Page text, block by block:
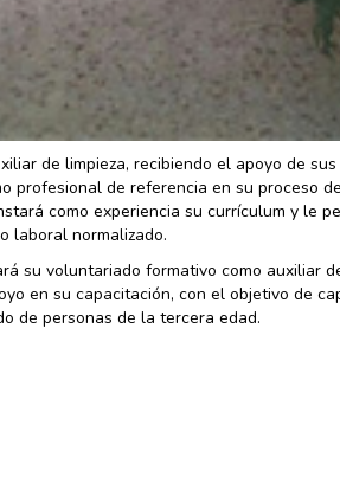
de limpieza, recibiendo el apoyo de
profesional de referencia en su proceso
como experiencia su currículum y le
laboral normalizado.
su voluntariado formativo como auxiliar
en su capacitación, con el objetivo de
de personas de la tercera edad.